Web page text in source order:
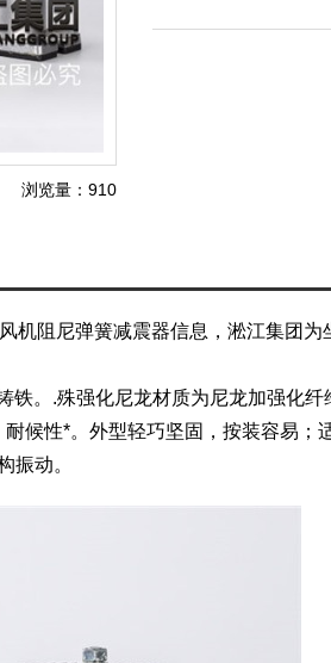
浏览量：910
机阻尼弹簧减震器信息，淞江集团
铁。.殊强化尼龙材质为尼龙加强化
候性*。外型轻巧坚固，按装容易
振动。